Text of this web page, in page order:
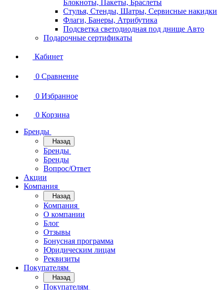
Блокноты, Пакеты, Браслеты
Стулья, Стенды, Шатры, Сервисные накидки
Флаги, Банеры, Атрибутика
Подсветка светодиодная под днище Авто
Подарочные сертификаты
Кабинет
0 Сравнение
0 Избранное
0 Корзина
Бренды
Назад
Бренды
Бренды
Вопрос/Ответ
Акции
Компания
Назад
Компания
О компании
Блог
Отзывы
Бонусная программа
Юридическим лицам
Реквизиты
Покупателям
Назад
Покупателям